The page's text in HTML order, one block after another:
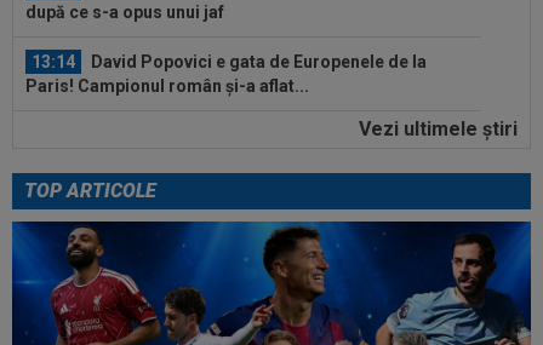
după ce s-a opus unui jaf
13:14
David Popovici e gata de Europenele de la
Paris! Campionul român și-a aflat...
În sfârșit s-a făcut: Yan Diomande, la Real
14:17 EXCLUSIV
”Cine e FCSB”? Victor Pițurcă nu
s-a putut abține și a spus-o
14:11 FOTO Gavi s-a ținut de promisiune!
Vezi ultimele ştiri
TOP ARTICOLE